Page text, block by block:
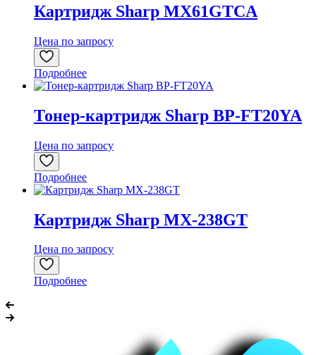
Картридж Sharp MX61GTCA
Цена по запросу
Подробнее
Тонер-картридж Sharp BP-FT20YA
Цена по запросу
Подробнее
Картридж Sharp MX-238GT
Цена по запросу
Подробнее